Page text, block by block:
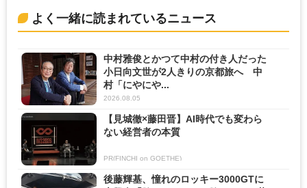
よく一緒に読まれているニュース
中村雅俊とかつて中村の付き人だった
小日向文世が2人きりの京都旅へ 中
村「にやにや...
2026.08.05
【見城徹×藤田晋】AI時代でも変わら
ない経営者の本質
PR(FINCHI on GOETHE)
後藤輝基、憧れのロッキー3000GTに